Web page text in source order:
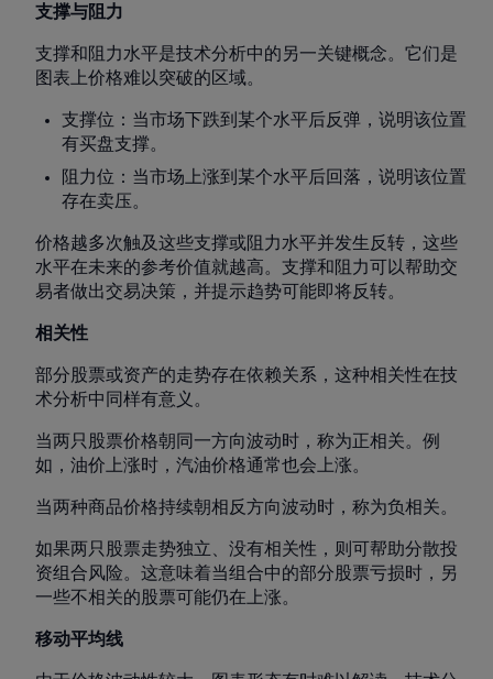
支撑与阻力
支撑和阻力水平是技术分析中的另一关键概念。它们是
图表上价格难以突破的区域。
支撑位：当市场下跌到某个水平后反弹，说明该位置
有买盘支撑。
阻力位：当市场上涨到某个水平后回落，说明该位置
存在卖压。
价格越多次触及这些支撑或阻力水平并发生反转，这些
水平在未来的参考价值就越高。支撑和阻力可以帮助交
易者做出交易决策，并提示趋势可能即将反转。
相关性
部分股票或资产的走势存在依赖关系，这种相关性在技
术分析中同样有意义。
当两只股票价格朝同一方向波动时，称为正相关。例
如，油价上涨时，汽油价格通常也会上涨。
当两种商品价格持续朝相反方向波动时，称为负相关。
如果两只股票走势独立、没有相关性，则可帮助分散投
资组合风险。这意味着当组合中的部分股票亏损时，另
一些不相关的股票可能仍在上涨。
移动平均线